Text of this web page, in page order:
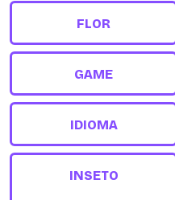
FLOR
GAME
IDIOMA
INSETO